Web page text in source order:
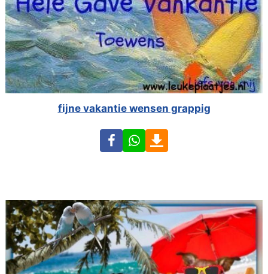
fijne vakantie wensen grappig
FacebookWhatsApp